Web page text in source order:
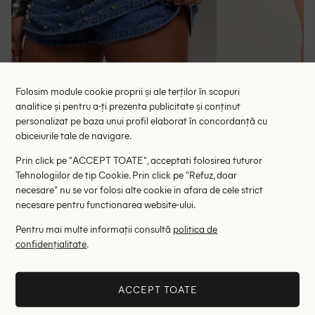
Fusta pantalon Normani, bleumarin
75.90 lei
RRP: 152.00 lei
W25
- 78% - 56%
Folosim module cookie proprii și ale terților în scopuri
analitice și pentru a-ți prezenta publicitate și conținut
personalizat pe baza unui profil elaborat în concordanță cu
obiceiurile tale de navigare.
Prin click pe "ACCEPT TOATE", acceptati folosirea tuturor
Tehnologiilor de tip Cookie. Prin click pe "Refuz, doar
necesare" nu se vor folosi alte cookie in afara de cele strict
necesare pentru functionarea website-ului.
Pentru mai multe informații consultă politica de
confidențialitate.
ACCEPT TOATE